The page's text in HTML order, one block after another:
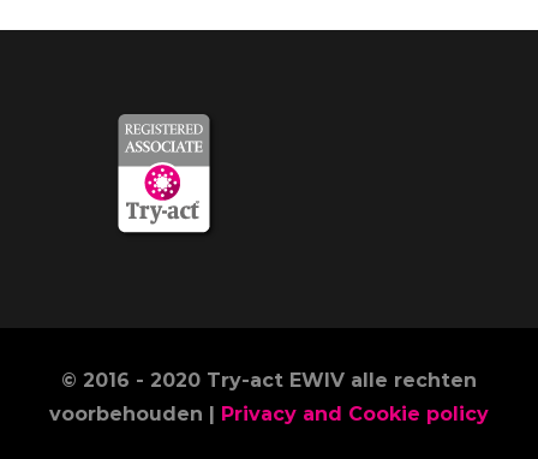
© 2016 - 2020 Try-act EWIV alle rechten
voorbehouden | Privacy and Cookie policy